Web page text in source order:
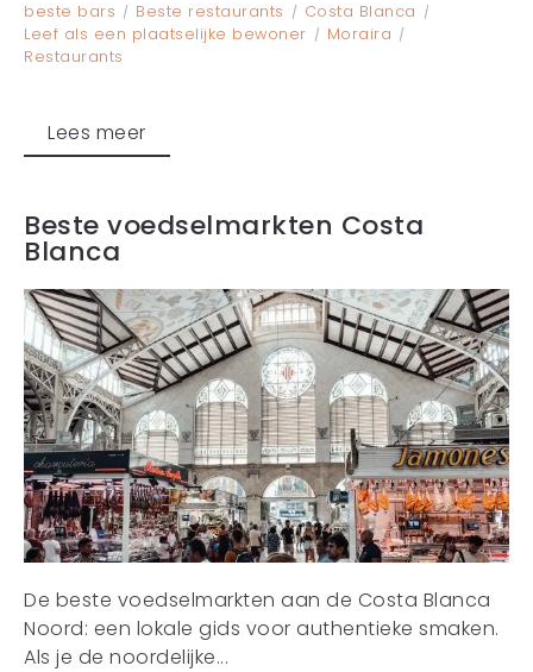
beste bars
Beste restaurants
Costa Blanca
Leef als een plaatselijke bewoner
Moraira
Restaurants
Lees meer
Beste voedselmarkten Costa
Blanca
De beste voedselmarkten aan de Costa Blanca
Noord: een lokale gids voor authentieke smaken.
Als je de noordelijke...